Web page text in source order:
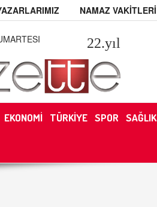
NAMAZ VAKİTLERİ
22.yıl
EKONOMİ TÜRKİYE SPOR SAĞLIK